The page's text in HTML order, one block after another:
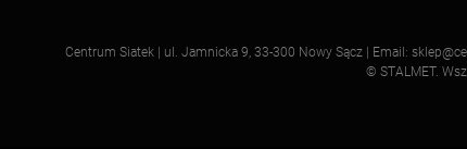
Centrum Siatek | ul. Jamnicka 9, 33-300 Nowy Sącz | Email:
© STALMET.